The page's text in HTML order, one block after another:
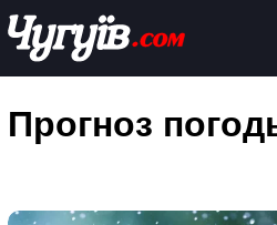
Chuguiv
Прогноз